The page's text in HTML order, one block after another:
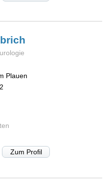
Plauen
Zum Profil